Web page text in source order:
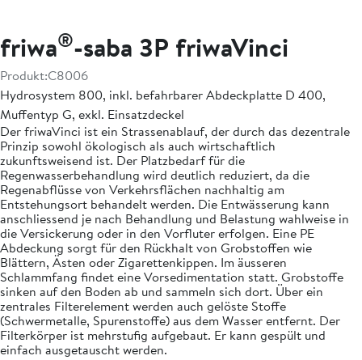
friwa®-saba 3P friwaVinci
Produkt:C8006
Hydrosystem 800, inkl. befahrbarer Abdeckplatte D 400,
Muffentyp G, exkl. Einsatzdeckel
Der friwaVinci ist ein Strassenablauf, der durch das dezentrale
Prinzip sowohl ökologisch als auch wirtschaftlich
zukunftsweisend ist. Der Platzbedarf für die
Regenwasserbehandlung wird deutlich reduziert, da die
Regenabflüsse von Verkehrsflächen nachhaltig am
Entstehungsort behandelt werden. Die Entwässerung kann
anschliessend je nach Behandlung und Belastung wahlweise in
die Versickerung oder in den Vorfluter erfolgen. Eine PE
Abdeckung sorgt für den Rückhalt von Grobstoffen wie
Blättern, Ästen oder Zigarettenkippen. Im äusseren
Schlammfang findet eine Vorsedimentation statt. Grobstoffe
sinken auf den Boden ab und sammeln sich dort. Über ein
zentrales Filterelement werden auch gelöste Stoffe
(Schwermetalle, Spurenstoffe) aus dem Wasser entfernt. Der
Filterkörper ist mehrstufig aufgebaut. Er kann gespült und
einfach ausgetauscht werden.